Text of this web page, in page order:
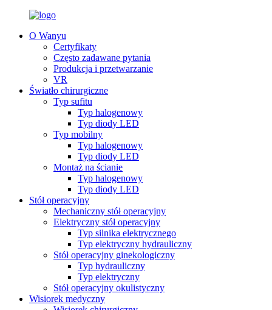
O Wanyu
Certyfikaty
Często zadawane pytania
Produkcja i przetwarzanie
VR
Światło chirurgiczne
Typ sufitu
Typ halogenowy
Typ diody LED
Typ mobilny
Typ halogenowy
Typ diody LED
Montaż na ścianie
Typ halogenowy
Typ diody LED
Stół operacyjny
Mechaniczny stół operacyjny
Elektryczny stół operacyjny
Typ silnika elektrycznego
Typ elektryczny hydrauliczny
Stół operacyjny ginekologiczny
Typ hydrauliczny
Typ elektryczny
Stół operacyjny okulistyczny
Wisiorek medyczny